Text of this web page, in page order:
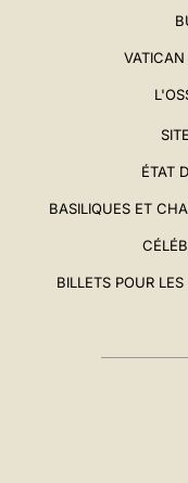
ÉTAT
BASILIQUES ET
BILLETS POUR